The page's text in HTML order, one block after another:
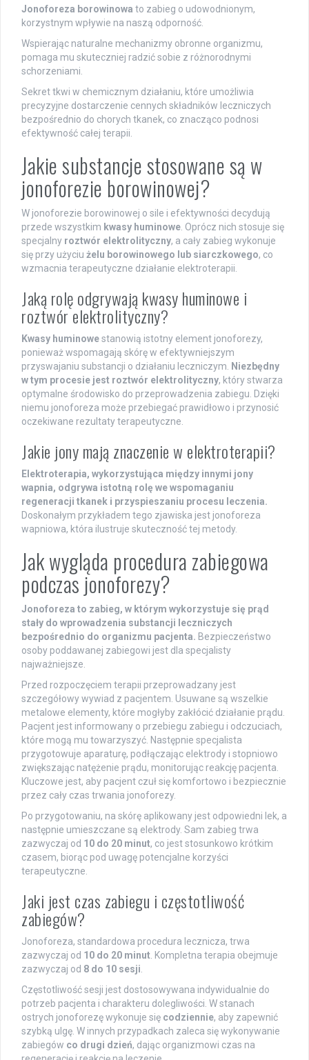
Jonoforeza borowinowa to zabieg o udowodnionym,
korzystnym wpływie na naszą odporność.
Wspierając naturalne mechanizmy obronne organizmu,
pomaga mu skuteczniej radzić sobie z różnorodnymi
schorzeniami.
Sekret tkwi w chemicznym działaniu, które umożliwia
precyzyjne dostarczenie cennych składników leczniczych
bezpośrednio do chorych tkanek, co znacząco podnosi
efektywność całej terapii.
Jakie substancje stosowane są w
jonoforezie borowinowej?
W jonoforezie borowinowej o sile i efektywności decydują
przede wszystkim kwasy huminowe. Oprócz nich stosuje się
specjalny roztwór elektrolityczny, a cały zabieg wykonuje
się przy użyciu żelu borowinowego lub siarczkowego, co
wzmacnia terapeutyczne działanie elektroterapii.
Jaką rolę odgrywają kwasy huminowe i
roztwór elektrolityczny?
Kwasy huminowestanowią istotny element jonoforezy,
ponieważ wspomagają skórę w efektywniejszym
przyswajaniu substancji o działaniu leczniczym. Niezbędny
w tym procesie jest roztwór elektrolityczny, który stwarza
optymalne środowisko do przeprowadzenia zabiegu. Dzięki
niemu jonoforeza może przebiegać prawidłowo i przynosić
oczekiwane rezultaty terapeutyczne.
Jakie jony mają znaczenie w elektroterapii?
Elektroterapia, wykorzystująca między innymi jony
wapnia, odgrywa istotną rolę we wspomaganiu
regeneracji tkanek i przyspieszaniu procesu leczenia.
Doskonałym przykładem tego zjawiska jest jonoforeza
wapniowa, która ilustruje skuteczność tej metody.
Jak wygląda procedura zabiegowa
podczas jonoforezy?
Jonoforeza to zabieg, w którym wykorzystuje się prąd
stały do wprowadzenia substancji leczniczych
bezpośrednio do organizmu pacjenta. Bezpieczeństwo
osoby poddawanej zabiegowi jest dla specjalisty
najważniejsze.
Przed rozpoczęciem terapii przeprowadzany jest
szczegółowy wywiad z pacjentem. Usuwane są wszelkie
metalowe elementy, które mogłyby zakłócić działanie prądu.
Pacjent jest informowany o przebiegu zabiegu i odczuciach,
które mogą mu towarzyszyć. Następnie specjalista
przygotowuje aparaturę, podłączając elektrody i stopniowo
zwiększając natężenie prądu, monitorując reakcję pacjenta.
Kluczowe jest, aby pacjent czuł się komfortowo i bezpiecznie
przez cały czas trwania jonoforezy.
Po przygotowaniu, na skórę aplikowany jest odpowiedni lek, a
następnie umieszczane są elektrody. Sam zabieg trwa
zazwyczaj od 10 do 20 minut, co jest stosunkowo krótkim
czasem, biorąc pod uwagę potencjalne korzyści
terapeutyczne.
Jaki jest czas zabiegu i częstotliwość
zabiegów?
Jonoforeza, standardowa procedura lecznicza, trwa
zazwyczaj od 10 do 20 minut. Kompletna terapia obejmuje
zazwyczaj od 8 do 10 sesji.
Częstotliwość sesji jest dostosowywana indywidualnie do
potrzeb pacjenta i charakteru dolegliwości. W stanach
ostrych jonoforezę wykonuje się codziennie, aby zapewnić
szybką ulgę. W innych przypadkach zaleca się wykonywanie
zabiegów co drugi dzień, dając organizmowi czas na